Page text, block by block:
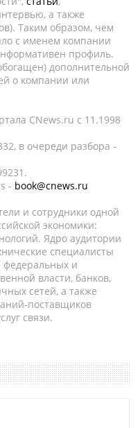
а также
Таким образом, чем
с именем компании
профиль.
дополнительной
о компании или
CNews.ru c 11.1998
в очереди разбора -
- book@cnews.ru
и сотрудники одной
экономики:
Ядро аудитории
специалисты
федеральных и
власти, банков,
сетей, а также
поставщиков
связи.